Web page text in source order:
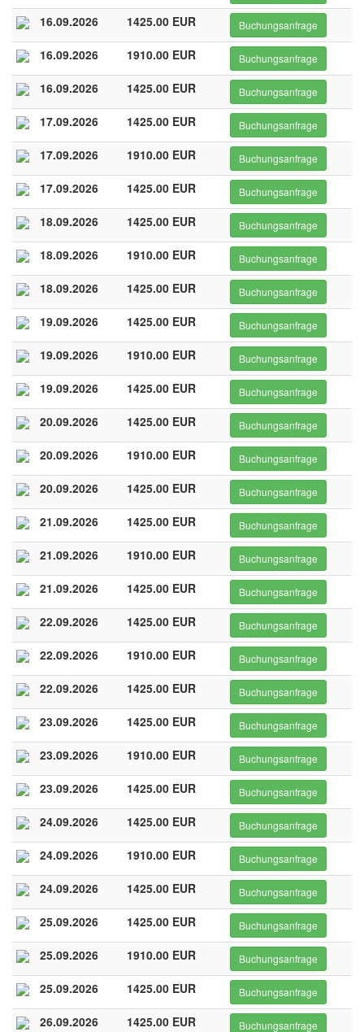
16.09.2026 1425.00 EUR Buchungsanfrage
16.09.2026 1910.00 EUR Buchungsanfrage
16.09.2026 1425.00 EUR Buchungsanfrage
17.09.2026 1425.00 EUR Buchungsanfrage
17.09.2026 1910.00 EUR Buchungsanfrage
17.09.2026 1425.00 EUR Buchungsanfrage
18.09.2026 1425.00 EUR Buchungsanfrage
18.09.2026 1910.00 EUR Buchungsanfrage
18.09.2026 1425.00 EUR Buchungsanfrage
19.09.2026 1425.00 EUR Buchungsanfrage
19.09.2026 1910.00 EUR Buchungsanfrage
19.09.2026 1425.00 EUR Buchungsanfrage
20.09.2026 1425.00 EUR Buchungsanfrage
20.09.2026 1910.00 EUR Buchungsanfrage
20.09.2026 1425.00 EUR Buchungsanfrage
21.09.2026 1425.00 EUR Buchungsanfrage
21.09.2026 1910.00 EUR Buchungsanfrage
21.09.2026 1425.00 EUR Buchungsanfrage
22.09.2026 1425.00 EUR Buchungsanfrage
22.09.2026 1910.00 EUR Buchungsanfrage
22.09.2026 1425.00 EUR Buchungsanfrage
23.09.2026 1425.00 EUR Buchungsanfrage
23.09.2026 1910.00 EUR Buchungsanfrage
23.09.2026 1425.00 EUR Buchungsanfrage
24.09.2026 1425.00 EUR Buchungsanfrage
24.09.2026 1910.00 EUR Buchungsanfrage
24.09.2026 1425.00 EUR Buchungsanfrage
25.09.2026 1425.00 EUR Buchungsanfrage
25.09.2026 1910.00 EUR Buchungsanfrage
25.09.2026 1425.00 EUR Buchungsanfrage
26.09.2026 1425.00 EUR Buchungsanfrage